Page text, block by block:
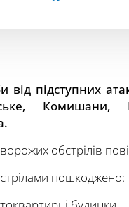
від підступних
Комишани,
обстрілів
пошкоджено: